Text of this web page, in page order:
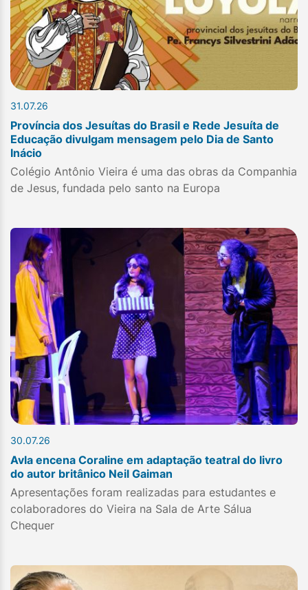
31.07.26
Província dos Jesuítas do Brasil e Rede Jesuíta de
Educação divulgam mensagem pelo Dia de Santo
Inácio
Colégio Antônio Vieira é uma das obras da Companhia
de Jesus, fundada pelo santo na Europa
30.07.26
Avla encena Coraline em adaptação teatral do livro
do autor britânico Neil Gaiman
Apresentações foram realizadas para estudantes e
colaboradores do Vieira na Sala de Arte Sálua
Chequer